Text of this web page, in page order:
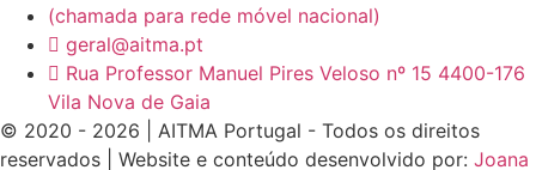
(chamada para rede móvel nacional)
geral@aitma.pt
Rua Professor Manuel Pires Veloso nº 15 4400-176
Vila Nova de Gaia
© 2020 - 2026 | AITMA Portugal - Todos os direitos
reservados | Website e conteúdo desenvolvido por: Joana